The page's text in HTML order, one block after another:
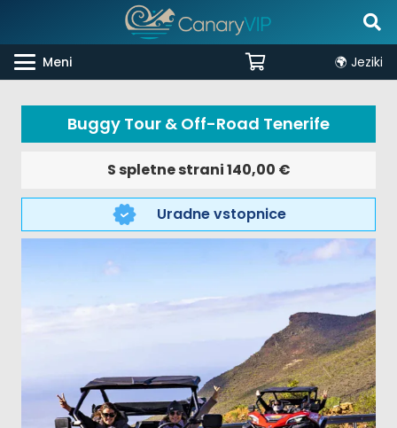
Meni 🌍 Jeziki
Buggy Tour & Off-Road Tenerife
S spletne strani140,00 €
Uradne vstopnice